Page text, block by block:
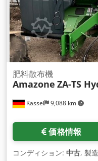
Kassel 9,088 km
肥料散布機
Amazone ZA-TS
価格情報
コンディション: 中古, 製